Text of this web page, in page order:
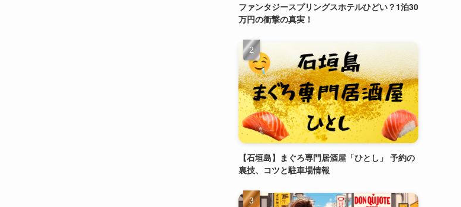
ファンタジースプリングスホテルひどい？1泊30
万円の衝撃の真実！
【石垣島】まぐろ専門居酒屋「ひとし」 予約の
裏技、コツと駐車場情報